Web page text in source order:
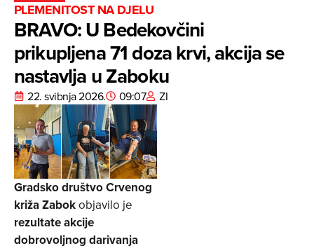
PLEMENITOST NA DJELU
BRAVO: U Bedekovčini
prikupljena 71 doza krvi, akcija se
nastavlja u Zaboku
22. svibnja 2026. 09:07 ZI
Gradsko društvo Crvenog
križa Zabokobjavilo je
rezultate akcije
dobrovoljnog darivanja